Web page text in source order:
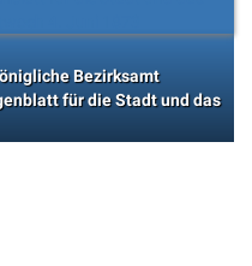
Bezirksamt
für die Stadt und das